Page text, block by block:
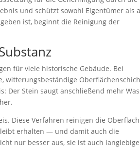
und schützt sowohl Eigentümer als
ist, beginnt die Reinigung der
für viele historische Gebäude. Bei
witterungsbeständige
Der Stein saugt anschließend mehr
Diese Verfahren reinigen die
erhalten — und damit auch die
nur besser aus, sie ist auch